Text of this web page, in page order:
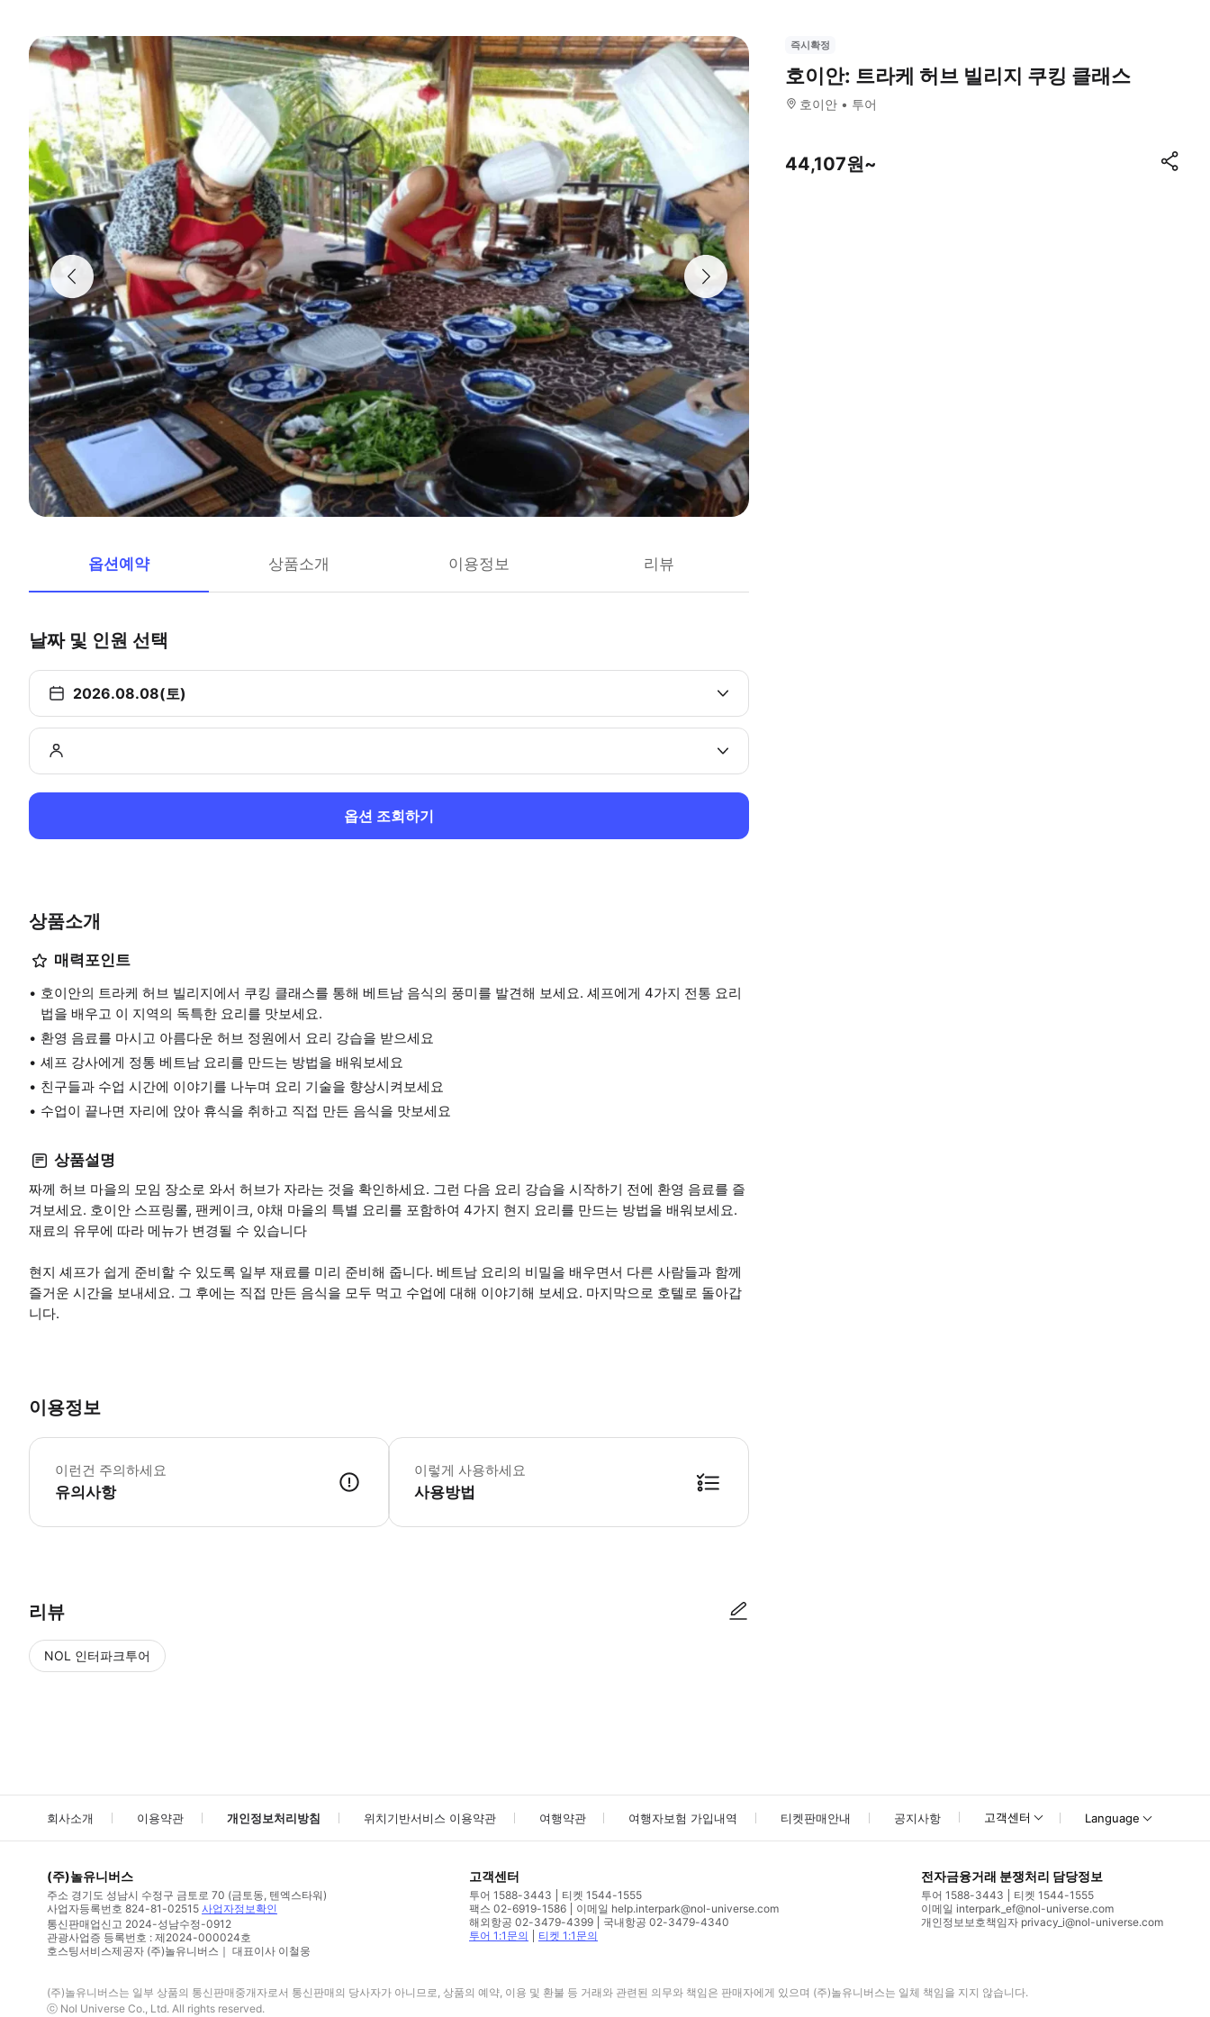
옵션예약 상품소개 이용정보 리뷰
날짜 및 인원 선택
2026.08.08(토)
옵션 조회하기
상품소개
매력포인트
호이안의 트라케 허브 빌리지에서 쿠킹 클래스를 통해 베트남 음식의 풍미를 발견해 보세요. 셰프에게 4가지 전통 요리
법을 배우고 이 지역의 독특한 요리를 맛보세요.
환영 음료를 마시고 아름다운 허브 정원에서 요리 강습을 받으세요
셰프 강사에게 정통 베트남 요리를 만드는 방법을 배워보세요
친구들과 수업 시간에 이야기를 나누며 요리 기술을 향상시켜보세요
수업이 끝나면 자리에 앉아 휴식을 취하고 직접 만든 음식을 맛보세요
상품설명
짜께 허브 마을의 모임 장소로 와서 허브가 자라는 것을 확인하세요. 그런 다음 요리 강습을 시작하기 전에 환영 음료를 즐
겨보세요. 호이안 스프링롤, 팬케이크, 야채 마을의 특별 요리를 포함하여 4가지 현지 요리를 만드는 방법을 배워보세요.
재료의 유무에 따라 메뉴가 변경될 수 있습니다
현지 셰프가 쉽게 준비할 수 있도록 일부 재료를 미리 준비해 줍니다. 베트남 요리의 비밀을 배우면서 다른 사람들과 함께
즐거운 시간을 보내세요. 그 후에는 직접 만든 음식을 모두 먹고 수업에 대해 이야기해 보세요. 마지막으로 호텔로 돌아갑
니다.
이용정보
이런건 주의하세요
유의사항
이 활동의 시작 시간은 여러 가지가 있습니다. 오전, 오후, 저녁 등 원하는 시간을 선택해 주세요. 수업이 공휴일인 경우 1인당 100,000VND의 추가 요금이
이렇게 사용하세요
사용방법
리뷰
NOL 인터파크투어
즉시확정
호이안: 트라케 허브 빌리지 쿠킹 클래스
호이안 투어
44,107원~
회사소개 이용약관 개인정보처리방침 위치기반서비스 이용약관 여행약관 여행자보험 가입내역 티켓판매안내 공지사항 고객센터 Language
(주)놀유니버스
주소 경기도 성남시 수정구 금토로 70 (금토동, 텐엑스타워)
사업자등록번호 824-81-02515 사업자정보확인
통신판매업신고 2024-성남수정-0912
관광사업증 등록번호 : 제2024-000024호
호스팅서비스제공자 (주)놀유니버스｜ 대표이사 이철웅
고객센터
투어 1588-3443
티켓 1544-1555
팩스 02-6919-1586
이메일 help.interpark@nol-universe.com
해외항공 02-3479-4399
국내항공 02-3479-4340
투어 1:1문의
티켓 1:1문의
전자금융거래 분쟁처리 담당정보
투어 1588-3443
티켓 1544-1555
이메일 interpark_ef@nol-universe.com
개인정보보호책임자 privacy_i@nol-universe.com
(주)놀유니버스는 일부 상품의 통신판매중개자로서 통신판매의 당사자가 아니므로, 상품의 예약, 이용 및 환불 등 거래와 관련된 의무와 책임은 판매자에게 있으며 (주)놀유니버스는 일체 책임을 지지 않습니다.
ⓒ Nol Universe Co., Ltd. All rights reserved.